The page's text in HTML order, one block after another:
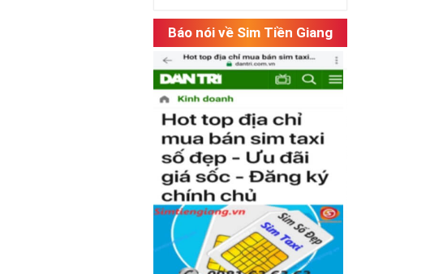
Báo nói về Sim Tiền Giang